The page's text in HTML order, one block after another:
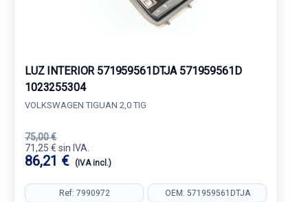
LUZ INTERIOR 571959561DTJA 571959561D
1023255304
VOLKSWAGEN TIGUAN 2,0 TIG
75,00 €
71,25 € sin IVA.
86,21 € (IVA incl.)
Ref: 7990972 OEM: 571959561DTJA